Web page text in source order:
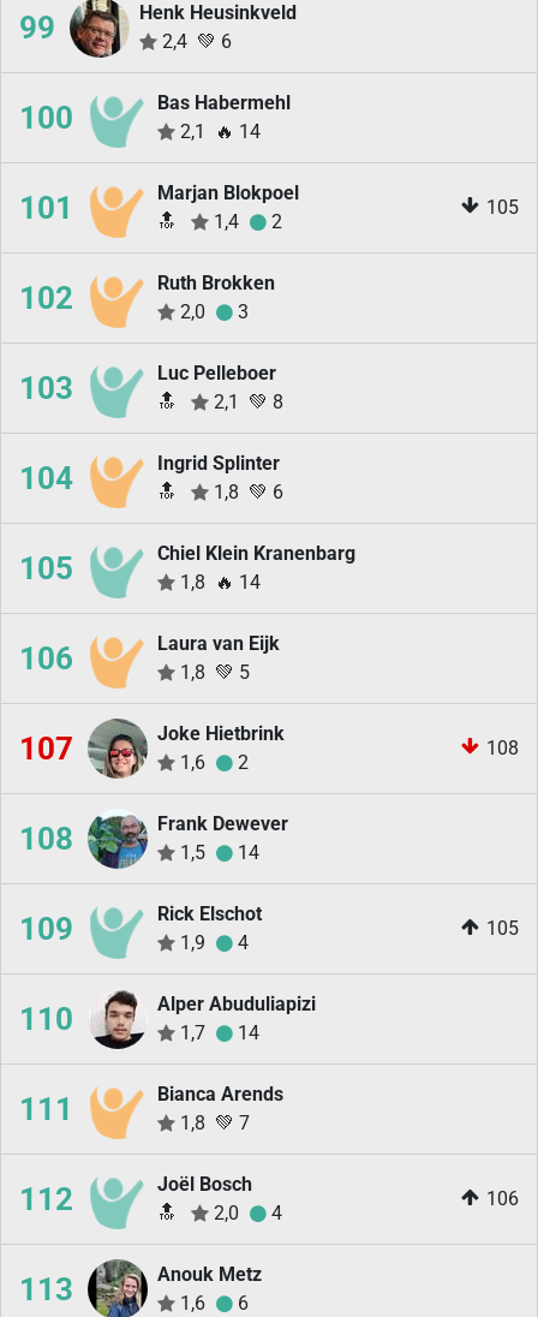
99
Henk Heusinkveld
2,4 💚 6
100
Bas Habermehl
2,1
🔥 14
101
Marjan Blokpoel
🔝
1,4 2
105
102
Ruth Brokken
2,0
3
103
Luc Pelleboer
🔝
2,1 💚 8
104
Ingrid Splinter
🔝
1,8 💚 6
105
Chiel Klein Kranenbarg
1,8
🔥 14
106
Laura van Eijk
1,8 💚 5
107
Joke Hietbrink
1,6
2
108
108
Frank Dewever
1,5
14
109
Rick Elschot
1,9
4
105
110
Alper Abuduliapizi
1,7
14
111
Bianca Arends
1,8 💚 7
112
Joël Bosch
🔝
2,0 4
106
113
Anouk Metz
1,6
6